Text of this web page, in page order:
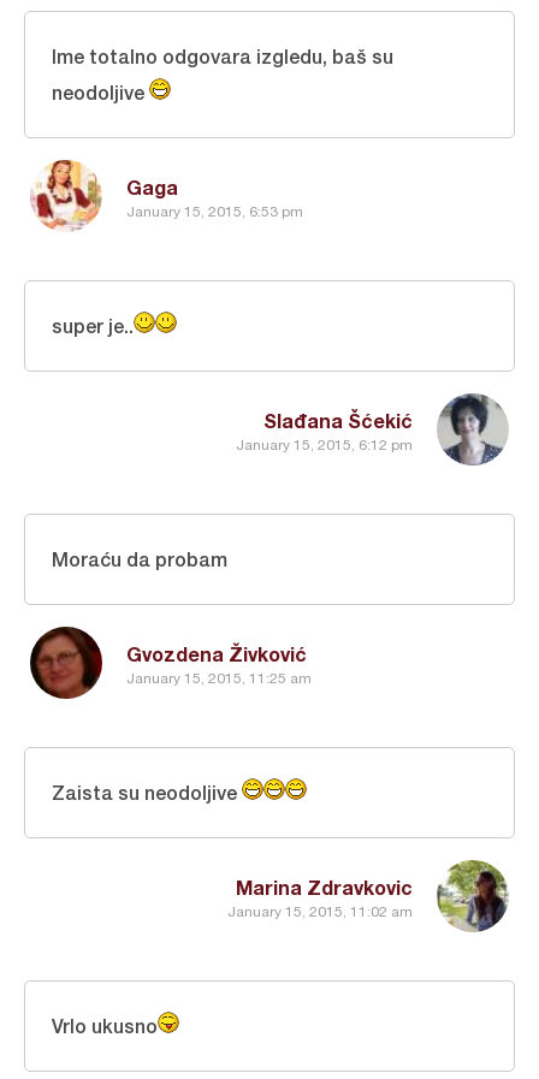
Gaga
January 15, 2015, 6:53 pm
Ime totalno odgovara izgledu, baš su
neodoljive
Slađana Šćekić
January 15, 2015, 6:12 pm
super je..
Gvozdena Živković
January 15, 2015, 11:25 am
Moraću da probam
Marina Zdravkovic
January 15, 2015, 11:02 am
Zaista su neodoljive
Vrlo ukusno